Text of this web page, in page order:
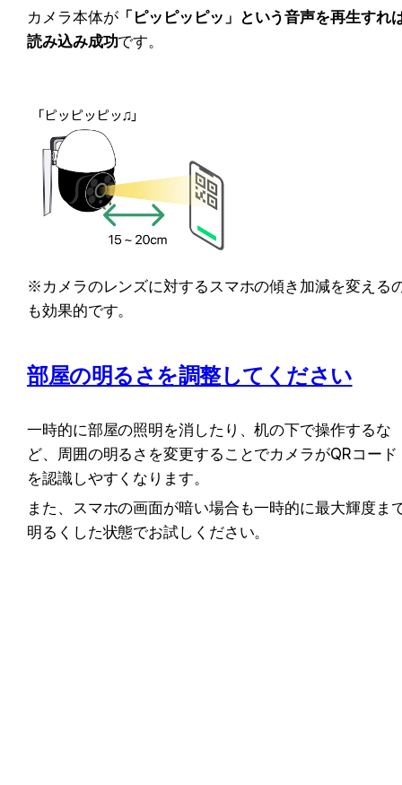
カメラ本体が「ピッピッピッ」という音声を再生すれ
読み込み成功です。
※カメラのレンズに対するスマホの傾き加減を変える
も効果的です。
部屋の明るさを調整してください
一時的に部屋の照明を消したり、机の下で操作するな
ど、周囲の明るさを変更することでカメラがQRコード
を認識しやすくなります。
また、スマホの画面が暗い場合も一時的に最大輝度ま
明るくした状態でお試しください。